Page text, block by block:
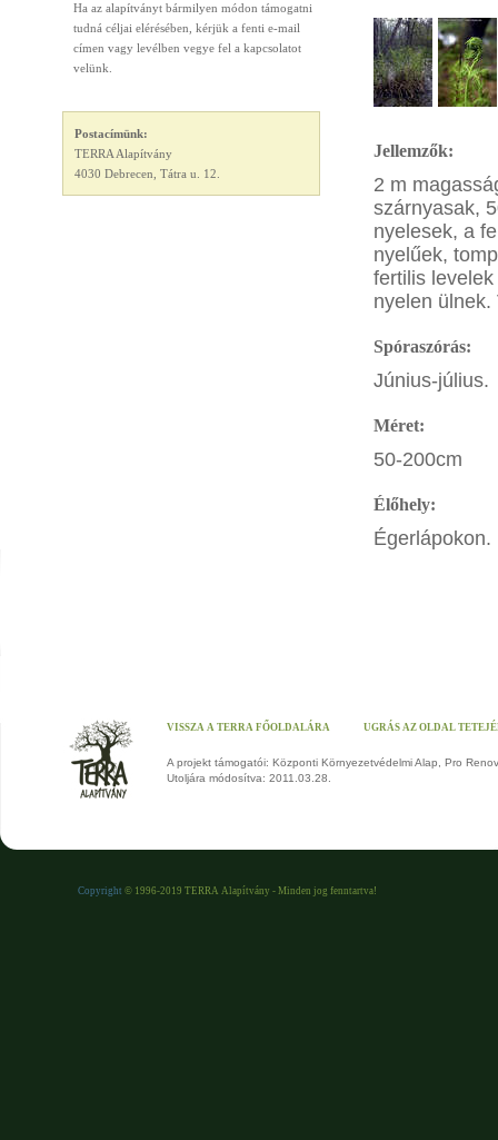
Ha az alapítványt bármilyen módon támogatni
tudná céljai elérésében, kérjük a fenti e-mail
címen vagy levélben vegye fel a kapcsolatot
velünk.
Postacímünk:
TERRA Alapítvány
4030 Debrecen, Tátra u. 12.
Jellemzők:
2 m
szárnyasak,
nyelesek, a
nyelűek,
fertilis
nyelen
Spóraszórás:
Június-július.
Méret:
50-200cm
Élőhely:
VISSZA A TERRA FŐOLDALÁRA UGRÁS AZ OLDAL
A projekt támogatói: Központi Környezetvédelmi Alap, Pro
Utoljára módosítva: 2011.03.28.
Copyright © 1996-2019 TERRA Alapítvány - Minden jog fenntartva!